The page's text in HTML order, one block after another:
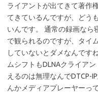
ライアントが出てきて著作
てきているんですが、どう
いんです。 通常の録画なら
で観られるのですが、タイ
していないとダメなんです
ムシフトもDLNAクライア
えるのは無理なんでDTCP-
んかメディアプレーヤーっ